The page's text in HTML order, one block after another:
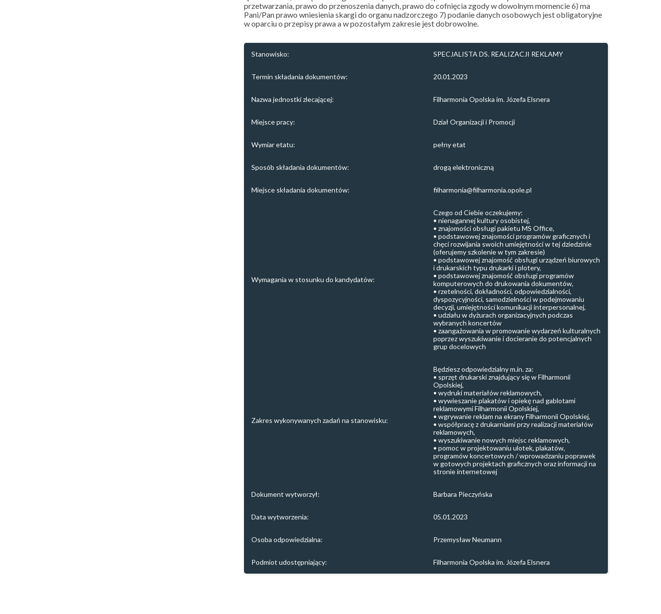
przetwarzania, prawo do przenoszenia danych, prawo do cofnięcia zgody w dowolnym momencie 6) ma
Pani/Pan prawo wniesienia skargi do organu nadzorczego 7) podanie danych osobowych jest obligatoryjne
w oparciu o przepisy prawa a w pozostałym zakresie jest dobrowolne.
Stanowisko: SPECJALISTA DS. REALIZACJI REKLAMY
Termin składania dokumentów: 20.01.2023
Nazwa jednostki zlecającej: Filharmonia Opolska im. Józefa Elsnera
Miejsce pracy: Dział Organizacji i Promocji
Wymiar etatu: pełny etat
Sposób składania dokumentów: drogą elektroniczną
Miejsce składania dokumentów: filharmonia@filharmonia.opole.pl
Wymagania w stosunku do kandydatów:
Czego od Ciebie oczekujemy:
• nienagannej kultury osobistej,
• znajomości obsługi pakietu MS Office,
• podstawowej znajomości programów graficznych i
chęci rozwijania swoich umiejętności w tej dziedzinie
(oferujemy szkolenie w tym zakresie)
• podstawowej znajomość obsługi urządzeń biurowych
i drukarskich typu drukarki i plotery,
• podstawowej znajomość obsługi programów
komputerowych do drukowania dokumentów,
• rzetelności, dokładności, odpowiedzialności,
dyspozycyjności, samodzielności w podejmowaniu
decyzji, umiejętności komunikacji interpersonalnej,
• udziału w dyżurach organizacyjnych podczas
wybranych koncertów
• zaangażowania w promowanie wydarzeń kulturalnych
poprzez wyszukiwanie i docieranie do potencjalnych
grup docelowych
Zakres wykonywanych zadań na stanowisku:
Będziesz odpowiedzialny m.in. za:
• sprzęt drukarski znajdujący się w Filharmonii
Opolskiej,
• wydruki materiałów reklamowych,
• wywieszanie plakatów i opiekę nad gablotami
reklamowymi Filharmonii Opolskiej,
• wgrywanie reklam na ekrany Filharmonii Opolskiej,
• współpracę z drukarniami przy realizacji materiałów
reklamowych,
• wyszukiwanie nowych miejsc reklamowych,
• pomoc w projektowaniu ulotek, plakatów,
programów koncertowych / wprowadzaniu poprawek
w gotowych projektach graficznych oraz informacji na
stronie internetowej
Dokument wytworzył: Barbara Pieczyńska
Data wytworzenia: 05.01.2023
Osoba odpowiedzialna: Przemysław Neumann
Podmiot udostępniający: Filharmonia Opolska im. Józefa Elsnera